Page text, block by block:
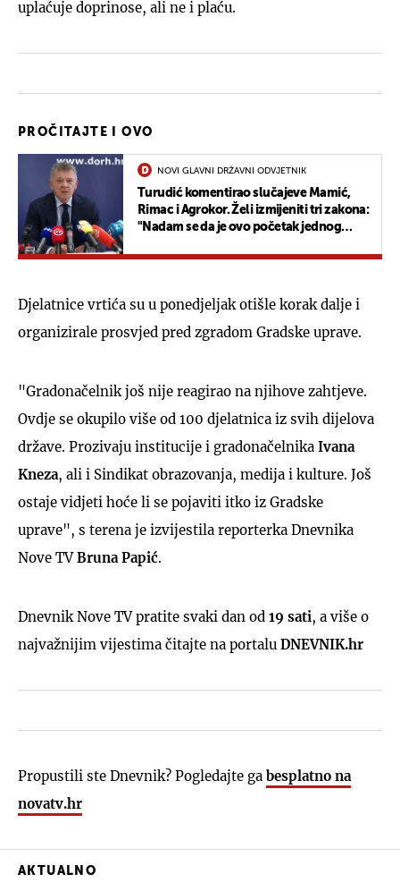
uplaćuje doprinose, ali ne i plaću.
PROČITAJTE I OVO
NOVI GLAVNI DRŽAVNI ODVJETNIK
Turudić komentirao slučajeve Mamić,
Rimac i Agrokor. Želi izmijeniti tri zakona:
"Nadam se da je ovo početak jednog
Djelatnice vrtića su u ponedjeljak otišle korak dalje i
organizirale prosvjed pred zgradom Gradske uprave.
"Gradonačelnik još nije reagirao na njihove zahtjeve.
Ovdje se okupilo više od 100 djelatnica iz svih dijelova
države. Prozivaju institucije i gradonačelnika Ivana
Kneza, ali i Sindikat obrazovanja, medija i kulture. Još
ostaje vidjeti hoće li se pojaviti itko iz Gradske
uprave", s terena je izvijestila reporterka Dnevnika
Nove TVBruna Papić.
Dnevnik Nove TV pratite svaki dan od 19 sati, a više o
najvažnijim vijestima čitajte na portalu DNEVNIK.hr
Propustili ste Dnevnik? Pogledajte ga besplatno na
novatv.hr
AKTUALNO